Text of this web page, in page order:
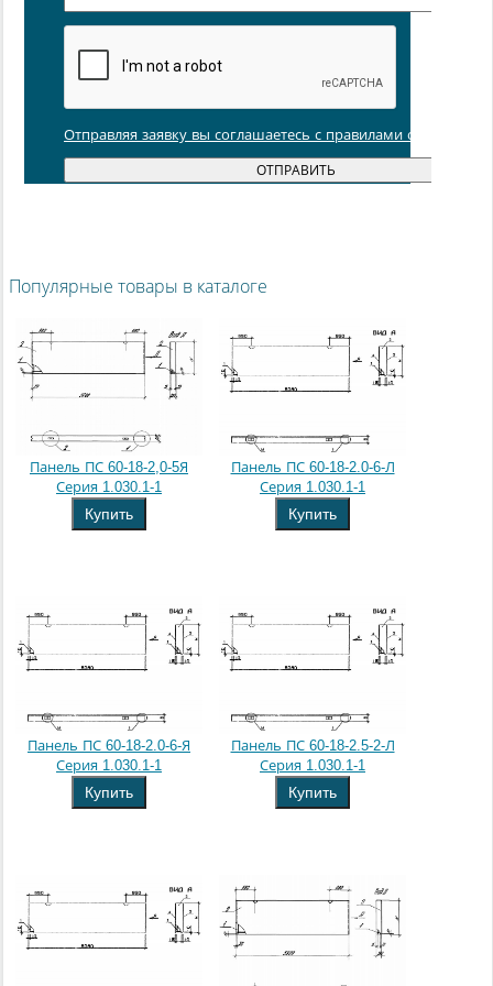
Отправляя заявку вы соглашаетесь с правилами обработки
Популярные товары в каталоге
Панель ПС 60-18-2,0-5Я
Серия 1.030.1-1
Купить
Панель ПС 60-18-2.0-6-Л
Серия 1.030.1-1
Купить
Панель ПС 60-18-2.0-6-Я
Серия 1.030.1-1
Купить
Панель ПС 60-18-2.5-2-Л
Серия 1.030.1-1
Купить